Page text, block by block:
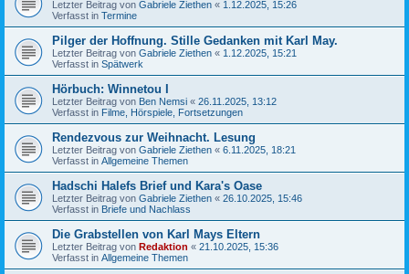
Letzter Beitrag von Gabriele Ziethen « 1.12.2025, 15:26
Verfasst in Termine
Pilger der Hoffnung. Stille Gedanken mit Karl May.
Letzter Beitrag von Gabriele Ziethen « 1.12.2025, 15:21
Verfasst in Spätwerk
Hörbuch: Winnetou I
Letzter Beitrag von Ben Nemsi « 26.11.2025, 13:12
Verfasst in Filme, Hörspiele, Fortsetzungen
Rendezvous zur Weihnacht. Lesung
Letzter Beitrag von Gabriele Ziethen « 6.11.2025, 18:21
Verfasst in Allgemeine Themen
Hadschi Halefs Brief und Kara's Oase
Letzter Beitrag von Gabriele Ziethen « 26.10.2025, 15:46
Verfasst in Briefe und Nachlass
Die Grabstellen von Karl Mays Eltern
Letzter Beitrag von Redaktion « 21.10.2025, 15:36
Verfasst in Allgemeine Themen